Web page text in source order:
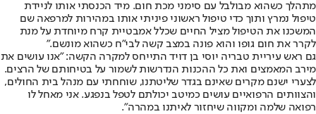
מתהלך כשהוא מבולבל עם סימני מכת חום. מיד הכנסתי אותו לניידת
טיפול נמרץ ותוך כדי טיפול ראשוני פיניתי אותו במהירות למרפאה שם
המשכנו את הטיפול מציל החיים שכלל אמבטיית קרח מיוחדת על מנת
לקרר את חום גופו והוא פונה במצב קשה לבי"ח כשהוא מונשם."
גם ראש עיריית טבריה יוסי בן דויד התייחס למקרה הקשה: "אנו עושים את
מירב המאמצים ואת כל ההכנות הנדרשות לשמור על בטיחותם של הרצים.
לצערי ישנם מקרים שאינם בגדר שליטתנו, שוחחתי עם מנהל בית החולים,
והצוותים הרפואיים עושים כמיטב יכולתם לטפל בנפגע. אני מאחל לו
רפואה שלמה ומקווה שיחזור לאיתנו במהרה".